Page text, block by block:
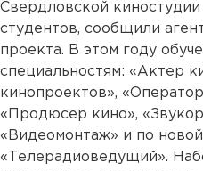
Свердловской
студентов, сообщили
проекта. В этом году
специальностям: «Актер
кинопроектов»,
«Продюсер кино»,
«Видеомонтаж» и по
«Телерадиоведущий».